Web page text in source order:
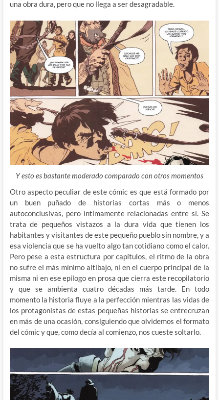
una obra dura, pero que no llega a ser desagradable.
Y esto es bastante moderado comparado con otros momentos
Otro aspecto peculiar de este cómic es que está formado por
un buen puñado de historias cortas más o menos
autoconclusivas, pero íntimamente relacionadas entre sí. Se
trata de pequeños vistazos a la dura vida que tienen los
habitantes y visitantes de este pequeño pueblo sin nombre, y a
esa violencia que se ha vuelto algo tan cotidiano como el calor.
Pero pese a esta estructura por capítulos, el ritmo de la obra
no sufre el más mínimo altibajo, ni en el cuerpo principal de la
misma ni en ese epílogo en prosa que cierra este recopilatorio
y que se ambienta cuatro décadas más tarde. En todo
momento la historia fluye a la perfección mientras las vidas de
los protagonistas de estas pequeñas historias se entrecruzan
en más de una ocasión, consiguiendo que olvidemos el formato
del cómic y que, como decía al comienzo, nos cueste soltarlo.